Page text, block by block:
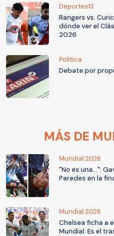
Deportes13
Rangers vs.
dónde ver el
2026
Política
Debate por
MÁS DE
Mundial 2026
"No es una...":
Paredes en la
Mundial 2026
Chelsea ficha a
Mundial: Es el